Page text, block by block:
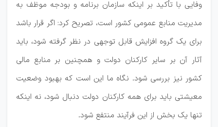
وفایی با تأکید بر اینکه سازمان برنامه و بودجه موظف به
مدیریت منابع عمومی کشور است، تصریح کرد: اگر قرار باشد
برای یک گروه افزایش قابل توجهی در نظر گرفته شود، باید
آثار آن بر سایر کارکنان دولت و همچنین بر منابع مالی
کشور نیز بررسی شود. نگاه ما این است که بهبود وضعیت
معیشتی باید برای همه کارکنان دولت دنبال شود، نه اینکه
تنها یک بخش از این فرآیند منتفع شود.